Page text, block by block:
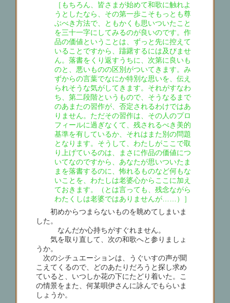
［もちろん、皆さまが始めて和歌に触れよ
うとしたなら、その第一歩こそもっとも尊
ぶべき方法で、ともかくも思いついたこと
を三十一字にしてみるのが良いのです。作
品の価値ということは、ずっと先に控えて
いることですから、躊躇するには及びませ
ん。落書をくり返すうちに、次第に良いも
のと、悪いものの区別がついてきます。み
ずからの言葉でなにか特別な思いを、伝え
られそうな気がしてきます。それがすなわ
ち、第二段階というもので、そうなるまで
のあまたの習作が、否定されるわけではあ
りません。ただその習作は、その人のプロ
フィールに過ぎなくて、残されるべき美的
基準を有しているか、それはまた別の問題
となります。そうして、わたしがここで取
り上げているのは、まさに作品の価値につ
いてなのですから、あなたが思いついたま
まを落書するのに、怖れるものなど何もな
いことを、わたしは老婆心からここに加え
ておきます。（とは言っても、残念ながら
わたくしは老婆ではありませんが……）］
初めからつまらないものを眺めてしまいま
した。
なんだか心持ちがすぐれません。
気を取り直して、次の和歌へと参りましょ
うか。
次のシチュエーションは、うぐいすの声が聞
こえてくるので、どのあたりだろうと探し求め
ていると、いつしか花の下にたどり着いた。こ
の情景をまた、何某唄伊さんに詠んでもらいま
しょうか。